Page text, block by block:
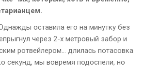
оставила его на минутку без
через 2-х метровый забор и
ротвейлером… длилась потасовка
секунд, мы вовремя подоспели, но